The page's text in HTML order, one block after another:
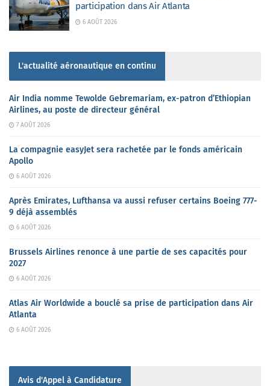
participation dans Air Atlanta
6 AOÛT 2026
L'actualité aéronautique en continu
Air India nomme Tewolde Gebremariam, ex-patron d’Ethiopian
Airlines, au poste de directeur général
7 AOÛT 2026
La compagnie easyJet sera rachetée par le fonds américain
Apollo
6 AOÛT 2026
Après Emirates, Lufthansa va aussi refuser certains Boeing 777-
9 déjà assemblés
6 AOÛT 2026
Brussels Airlines renonce à une partie de ses capacités pour
2027
6 AOÛT 2026
Atlas Air Worldwide a bouclé sa prise de participation dans Air
Atlanta
6 AOÛT 2026
Avis d'Appel à Candidature